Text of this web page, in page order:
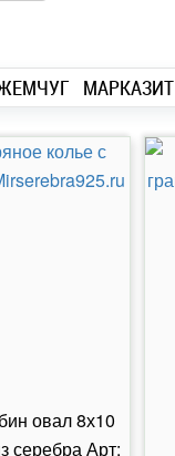
МАРКАЗИТ
овал 8х10
серебра Арт: